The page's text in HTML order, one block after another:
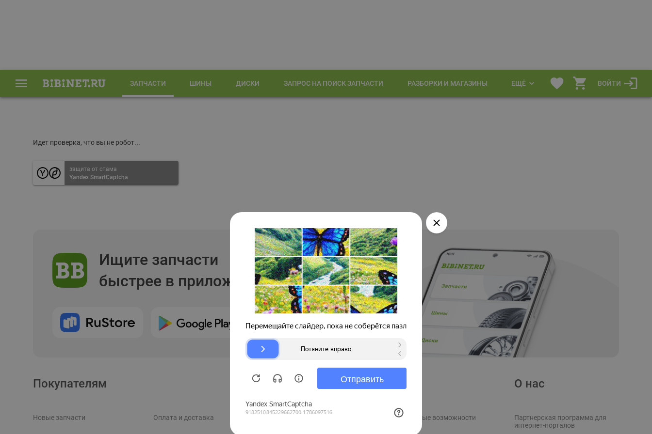
ЗАПЧАСТИ ШИНЫ ДИСКИ ЗАПРОС НА ПОИСК ЗАПЧАСТИ РАЗБОРКИ И МАГАЗИНЫ ЕЩЁ ВОЙТИ
Идет проверка, что вы не робот...
защита от спама
Yandex SmartCaptcha
Ищите запчасти
быстрее в приложении
Покупателям
Новые запчасти Оплата и доставка
Продавцам
Рекламные возможности
О нас
Партнерская программа для
интернет-порталов